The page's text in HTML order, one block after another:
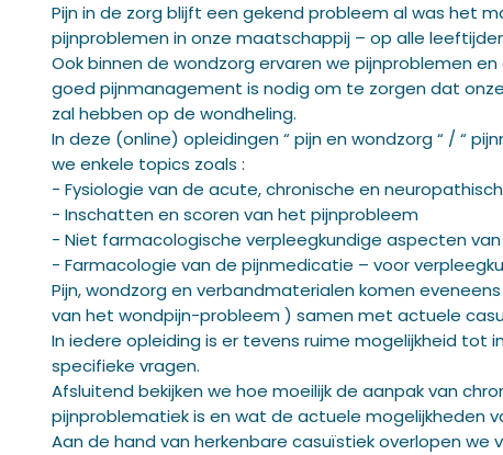
Pijn in de zorg blijft een gekend probleem al was het
pijnproblemen in onze maatschappij – op alle
Ook binnen de wondzorg ervaren we pijnproblemen
goed pijnmanagement is nodig om te zorgen dat
zal hebben op de wondheling.
In deze (online) opleidingen “ pijn en wondzorg “ / “
we enkele topics zoals :
- Fysiologie van de acute, chronische en
- Inschatten en scoren van het pijnprobleem
- Niet farmacologische verpleegkundige aspecten
- Farmacologie van de pijnmedicatie – voor
Pijn, wondzorg en verbandmaterialen komen
van het wondpijn-probleem ) samen met actuele
In iedere opleiding is er tevens ruime mogelijkheid
specifieke vragen.
Afsluitend bekijken we hoe moeilijk de aanpak van
pijnproblematiek is en wat de actuele mogelijkheden
Aan de hand van herkenbare casuïstiek overlopen we